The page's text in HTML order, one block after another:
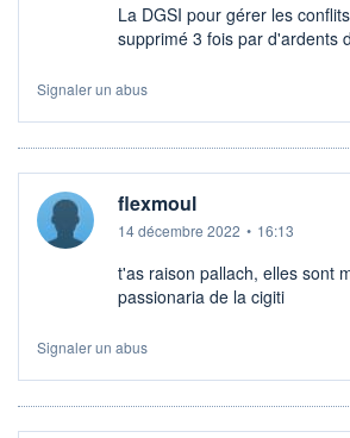
La DGSI pour gérer les
supprimé 3 fois par d'ardents
Signaler un abus
flexmoul
14 décembre 2022 • 16:13
t'as raison pallach, elles sont
passionaria de la cigiti
Signaler un abus